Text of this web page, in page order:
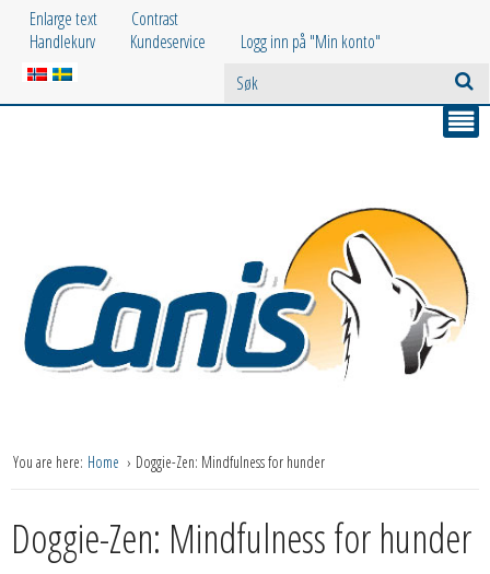
Enlarge text
Contrast
Handlekurv
Kundeservice Logg inn på "Min konto"
You are here: Home Doggie-Zen: Mindfulness for hunder
Doggie-Zen: Mindfulness for hunder